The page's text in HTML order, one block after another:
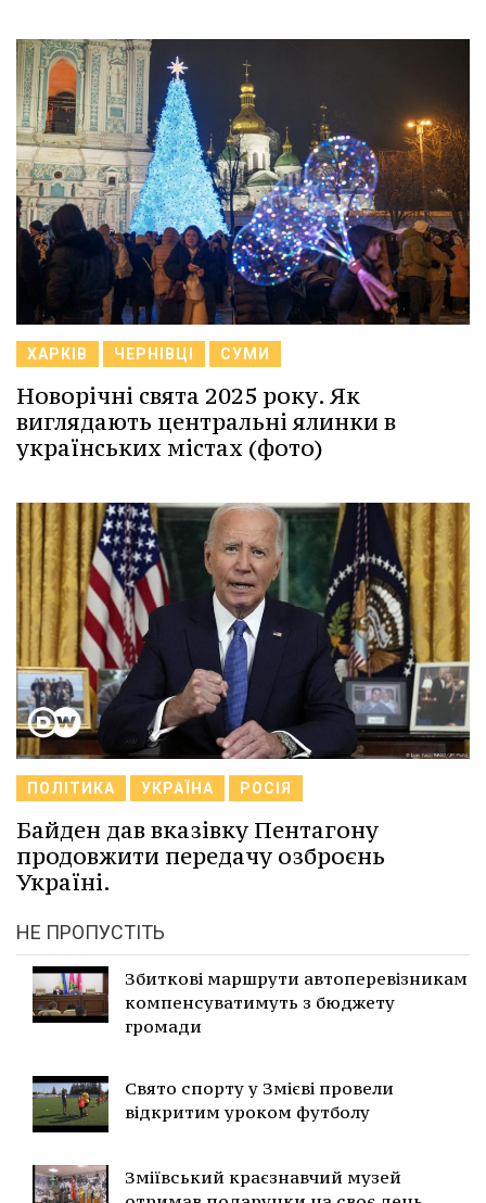
ХАРКІВ ЧЕРНІВЦІ СУМИ
Новорічні свята 2025 року. Як
виглядають центральні ялинки в
українських містах (фото)
ПОЛІТИКА УКРАЇНА РОСІЯ
Байден дав вказівку Пентагону
продовжити передачу озброєнь
Україні.
НЕ ПРОПУСТІТЬ
Збиткові маршрути автоперевізникам
компенсуватимуть з бюджету
громади
Свято спорту у Змієві провели
відкритим уроком футболу
Зміївський краєзнавчий музей